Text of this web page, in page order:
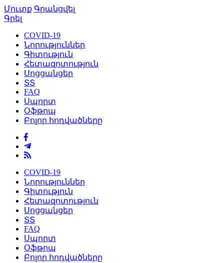
Մուտք Գրանցվել
Գրել
COVID-19
Նորություններ
Գիտություն
Հետազոտություն
Սոցցանցեր
ՏՏ
FAQ
Սպորտ
Օֆթոպ
Բոլոր հոդվածները
COVID-19
Նորություններ
Գիտություն
Հետազոտություն
Սոցցանցեր
ՏՏ
FAQ
Սպորտ
Օֆթոպ
Բոլոր հոդվածները